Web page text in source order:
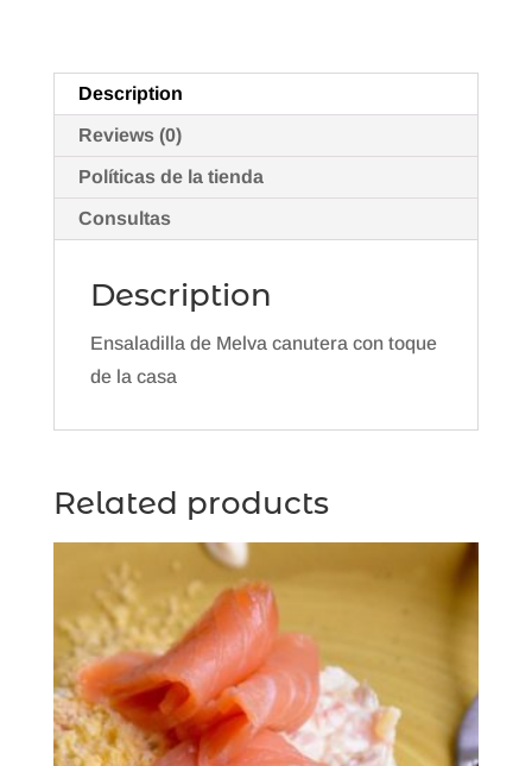
Description
Reviews (0)
Políticas de la tienda
Consultas
Description
Ensaladilla de Melva canutera con toque
de la casa
Related products